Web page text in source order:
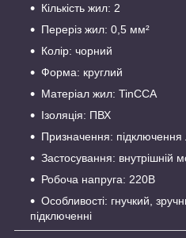
Кількість жил: 2
Переріз жил: 0,5 мм²
Колір: чорний
Форма: круглий
Матеріал жил: TinCCA
Ізоляція: ПВХ
Призначення: підключення
Застосування: внутрішній
Робоча напруга: 220В
Особливості: гнучкий,
підключенні